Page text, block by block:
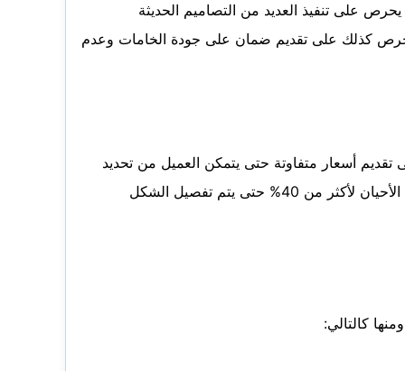
على تنفيذ العديد من التصاميم الحديثة
يحرص كذلك على تقديم ضمان على جودة الخامات وعدم
تقديم أسعار متفاوتة حتى يتمكن العميل من تحديد
المناسب مع تقديم خصومات قوية على جميع بيوت شعر للحصول على الخدمة بتكاليف مخفضة وبكفاءة عالية تصل في بعض الأحيان لأكثر من 40% حتى يتم تفصيل الشكل
كالتالي: